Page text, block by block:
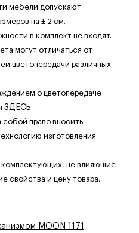
мебели допускают
на ± 2 см.
в комплект не входят.
могут отличаться от
цветопередачи различных
о цветопередаче
ЗДЕСЬ.
собой право вносить
изготовления
комплектующих, не влияющие
свойства и цену товара.
MOON 1171